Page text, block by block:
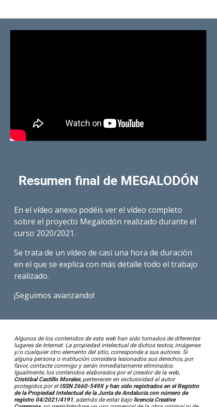
Resumen final de MEGALODÓN
En el vídeo anexo podéis ver el vídeo completo
sobre el proyecto Megalodón realizado durante el
curso 2020/2021.
Se trata de un vídeo de casi una hora de duración
en el que se explica con más detalle todo el trabajo
realizado.
¡Seguimos avanzando!
Algunos de los contenidos de esta web han sido tomados de diferentes
lugares de Internet. La propiedad intelectual de dichos textos, imágenes
y/o cualquier otro elemento del sitio, corresponde a sus autores. Si
alguna persona o institución considera lesionados sus derechos, por
favor, contacte conmigo y serán inmediatamente eliminados.
Igualmente, los contenidos elaborados por el creador de la web,
Cristóbal Castillo Morales, pertenecen en exclusividad al autor
protegidos por elISSN 2660-549X y han sido registrados en el Registro
de la Propiedad Intelectual de la Junta de Andalucía con número de
registro 04/2021/4191, además de estar bajolicencia Creative